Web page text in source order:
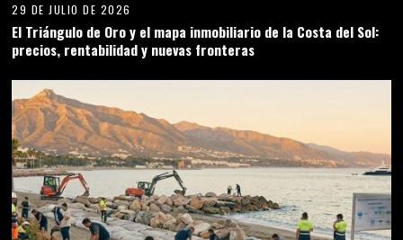
29 DE JULIO DE 2026
El Triángulo de Oro y el mapa inmobiliario de la Costa del Sol:
precios, rentabilidad y nuevas fronteras